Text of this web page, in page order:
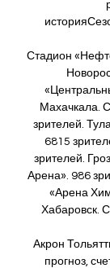
Стадион
Махачкала.
зрителей.
6815
зрителей.
Арена». 986
«Арена
Хабаровск.
Акрон
прогноз,